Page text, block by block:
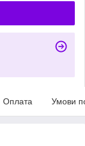
Оплата Умови